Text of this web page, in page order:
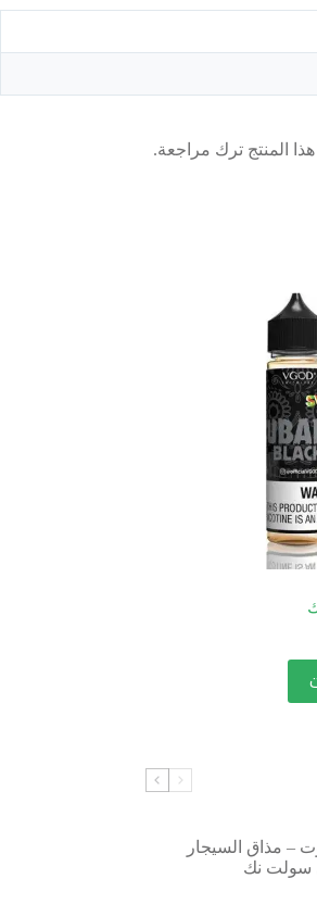
المنتج ترك مراجعة.
– مذاق السيجار
سولت نك